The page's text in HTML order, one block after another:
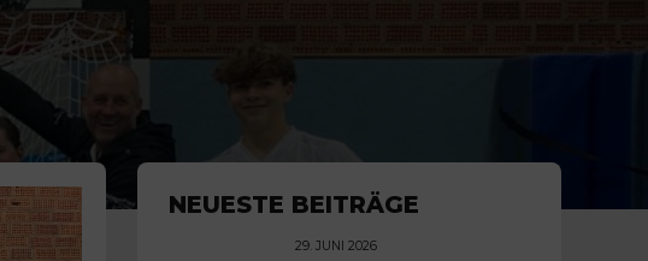
NEUESTE BEITRÄGE
29. JUNI 2026